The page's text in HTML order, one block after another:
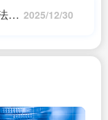
国 2025/12/30